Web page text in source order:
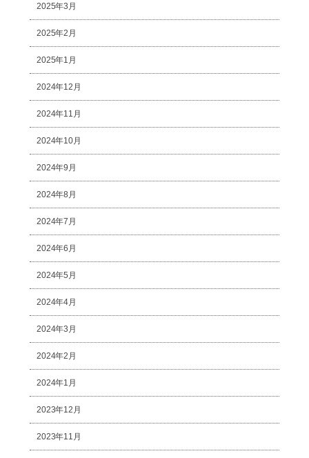
2025年3月
2025年2月
2025年1月
2024年12月
2024年11月
2024年10月
2024年9月
2024年8月
2024年7月
2024年6月
2024年5月
2024年4月
2024年3月
2024年2月
2024年1月
2023年12月
2023年11月